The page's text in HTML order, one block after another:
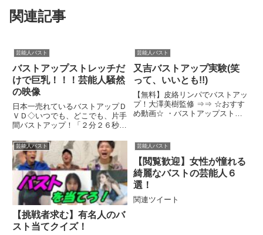
関連記事
芸能人バスト
バストアップストレッチだ
けで巨乳！！！芸能人騒然
の映像
日本一売れているバストアップＤ
ＶＤ◇いつでも、どこでも、片手
間バストアップ！「２分２６秒」
美樹『バ...関連ツイート
芸能人バスト
又吉バストアップ実験(笑
って、いいとも!!)
【無料】皮絡リンパでバストアッ
プ！大澤美樹監修 ⇒⇒ ☆おすす
め動画☆ ・バストアップスト
芸能人バスト
【挑戦者求む】有名人のバ
スト当てクイズ！
芸能人バスト
【閲覧歓迎】女性が憧れる
綺麗なバストの芸能人６
選！
関連ツイート